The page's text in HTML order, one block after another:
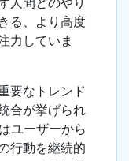
る、より高度
力していま
要なトレンド
合が挙げられ
ユーザーから
行動を継続的